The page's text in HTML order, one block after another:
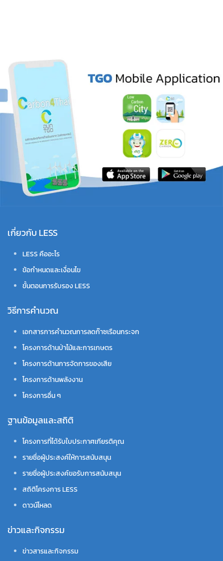
เกี่ยวกับ LESS
LESS คืออะไร
ข้อกำหนดและเงื่อนไข
ขั้นตอนการรับรอง LESS
วิธีการคำนวณ
เอกสารการคำนวณการลดก๊าซเรือนกระจก
โครงการด้านป่าไม้และการเกษตร
โครงการด้านการจัดการของเสีย
โครงการด้านพลังงาน
โครงการอื่น ๆ
ฐานข้อมูลและสถิติ
โครงการที่ได้รับใบประกาศเกียรติคุณ
รายชื่อผู้ประสงค์ให้การสนับสนุน
รายชื่อผู้ประสงค์ขอรับการสนับสนุน
สถิติโครงการ LESS
ดาวน์โหลด
ข่าวและกิจกรรม
ข่าวสารและกิจกรรม